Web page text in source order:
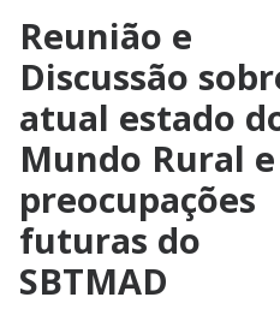
Reunião e
Discussão
atual estado
Mundo Rural e
preocupações
futuras do
SBTMAD